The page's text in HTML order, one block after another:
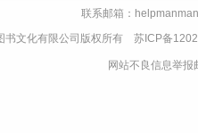
联系邮箱：
书文化有限公司版权所有 苏ICP备
网站不良信息举